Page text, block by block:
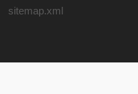
sitemap.xml